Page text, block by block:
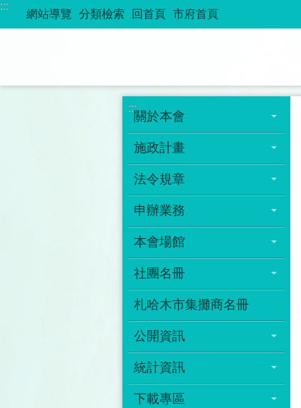
跳到主要內容區塊
:::
網站導覽 分類檢索 回首頁 市府首頁
:::
關於本會
施政計畫
法令規章
申辦業務
本會場館
社團名冊
札哈木市集攤商名冊
公開資訊
統計資訊
下載專區